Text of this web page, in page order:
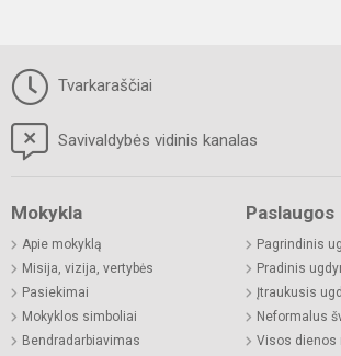
Tvarkaraščiai
Savivaldybės vidinis kanalas
Mokykla
Apie mokyklą
Misija, vizija, vertybės
Pasiekimai
Mokyklos simboliai
Bendradarbiavimas
Paslaugos
Pagrindinis
Pradinis
Įtraukusis
Neformalus
Visos dienos